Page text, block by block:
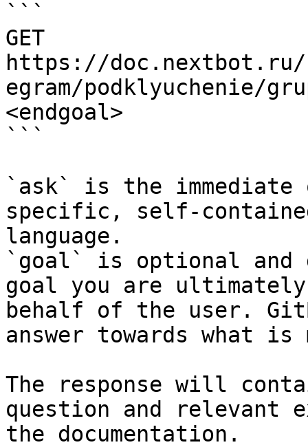
```
GET
https://
egram/podklyuchenie/
<endgoal>
```
`ask` is the
specific, self-
language.
`goal` is optional and
goal you are
behalf of the user.
answer towards what
The response will
question and relevant
the documentation.